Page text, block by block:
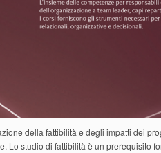
della fattibilità e degli impatti dei
Lo studio di fattibilità è un prerequisito